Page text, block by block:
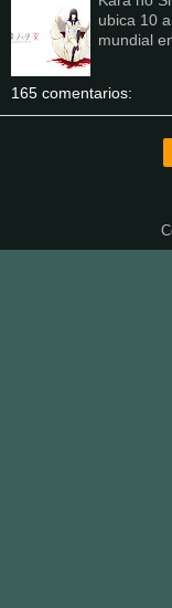
ubica 10
mundial
165 comentarios: